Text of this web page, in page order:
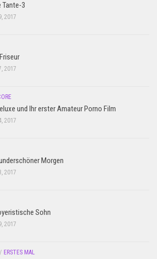
Tante-3
2017
2017
und Ihr erster Amateur Porno Film
2017
Morgen
2017
Sohn
2017
/ ERSTES MAL